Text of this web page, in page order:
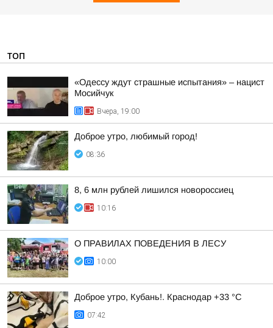
ТОП
«Одессу ждут страшные испытания» – нацист
Мосийчук
Вчера, 19:00
Доброе утро, любимый город!
08:36
8, 6 млн рублей лишился новороссиец
10:16
О ПРАВИЛАХ ПОВЕДЕНИЯ В ЛЕСУ
10:00
Доброе утро, Кубань!. Краснодар +33 °С
07:42